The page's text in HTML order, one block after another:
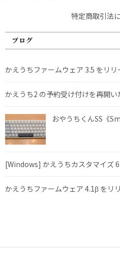
特定商取引法
ブログ
かえうちファームウェア 3.5 をリリ
かえうち2 の予約受け付けを再開い
おやうちくんSS《
[Windows] かえうちカスタマイズ
かえうちファームウェア 4.1β をリ